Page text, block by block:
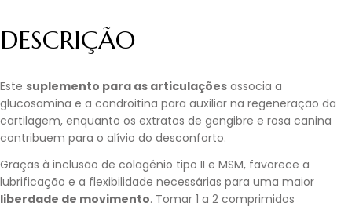
DESCRIÇÃO
Este suplemento para as articulações associa a
glucosamina e a condroitina para auxiliar na regeneração da
cartilagem, enquanto os extratos de gengibre e rosa canina
contribuem para o alívio do desconforto.
Graças à inclusão de colagénio tipo II e MSM, favorece a
lubrificação e a flexibilidade necessárias para uma maior
liberdade de movimento. Tomar 1 a 2 comprimidos